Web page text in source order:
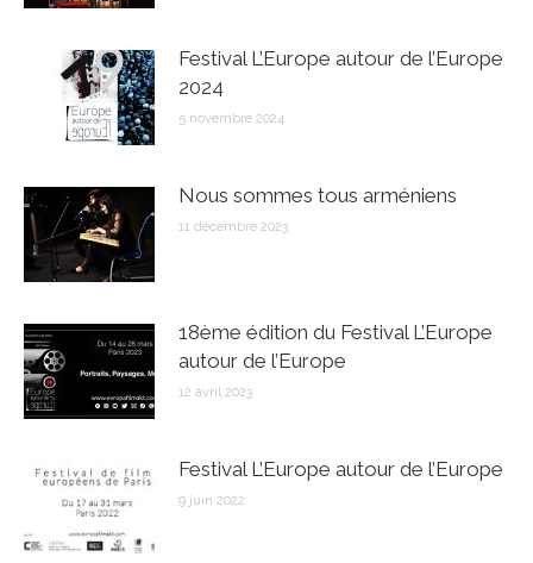
Festival L’Europe autour de l’Europe
2024
5 novembre 2024
Nous sommes tous arméniens
11 décembre 2023
18ème édition du Festival L’Europe
autour de l’Europe
12 avril 2023
Festival L’Europe autour de l’Europe
9 juin 2022